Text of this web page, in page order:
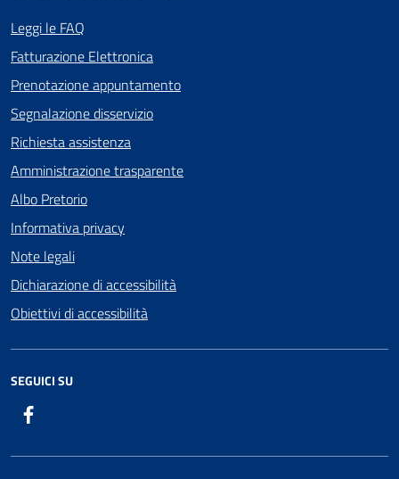
Leggi le FAQ
Fatturazione Elettronica
Prenotazione appuntamento
Segnalazione disservizio
Richiesta assistenza
Amministrazione trasparente
Albo Pretorio
Informativa privacy
Note legali
Dichiarazione di accessibilità
Obiettivi di accessibilità
SEGUICI SU